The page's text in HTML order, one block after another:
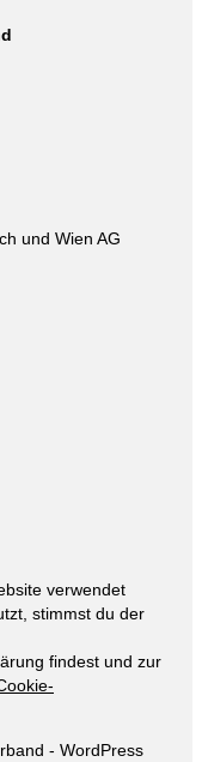
und Wien AG
verwendet
stimmst du der
findest und zur
- WordPress